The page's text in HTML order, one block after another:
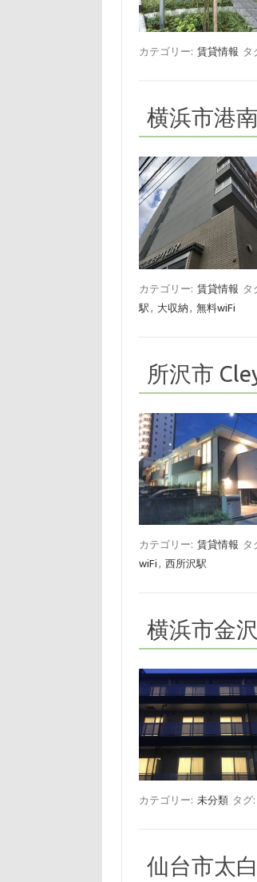
カテゴリー: 賃貸情報 タ
横浜市港
カテゴリー: 賃貸情報 タ
駅
大収納 無料wiFi
所沢市
カテゴリー: 賃貸情報 タ
wiFi
西所沢駅
横浜市金
カテゴリー: 未分類 タグ:
仙台市太